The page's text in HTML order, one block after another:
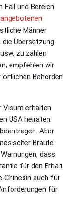
Fall und Bereich
Männer
Übersetzung
zu zahlen.
empfehlen wir
örtlichen Behörden
Visum erhalten
USA heiraten.
Aber
Bräute
dass
für den Erhalt
Chinesin auch für
für